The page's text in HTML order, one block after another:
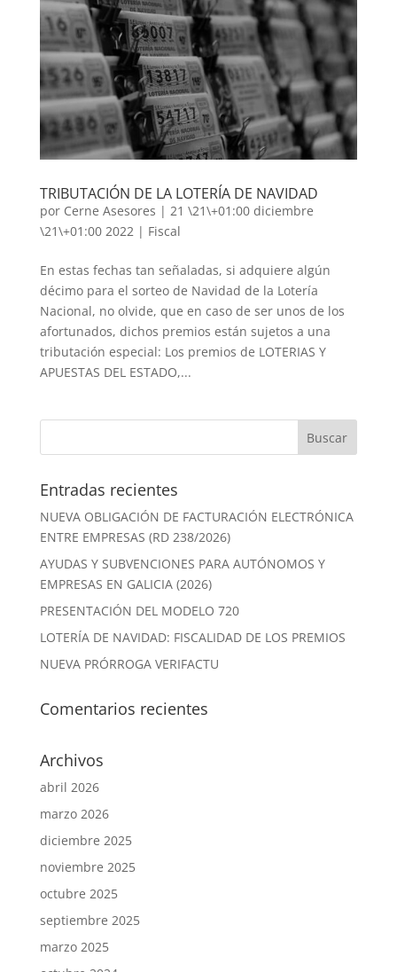
TRIBUTACIÓN DE LA LOTERÍA DE NAVIDAD
por Cerne Asesores | 21 \21\+01:00 diciembre
\21\+01:00 2022| Fiscal
En estas fechas tan señaladas, si adquiere algún
décimo para el sorteo de Navidad de la Lotería
Nacional, no olvide, que en caso de ser unos de los
afortunados, dichos premios están sujetos a una
tributación especial: Los premios de LOTERIAS Y
APUESTAS DEL ESTADO,...
Entradas recientes
NUEVA OBLIGACIÓN DE FACTURACIÓN ELECTRÓNICA
ENTRE EMPRESAS (RD 238/2026)
AYUDAS Y SUBVENCIONES PARA AUTÓNOMOS Y
EMPRESAS EN GALICIA (2026)
PRESENTACIÓN DEL MODELO 720
LOTERÍA DE NAVIDAD: FISCALIDAD DE LOS PREMIOS
NUEVA PRÓRROGA VERIFACTU
Comentarios recientes
Archivos
abril 2026
marzo 2026
diciembre 2025
noviembre 2025
octubre 2025
septiembre 2025
marzo 2025